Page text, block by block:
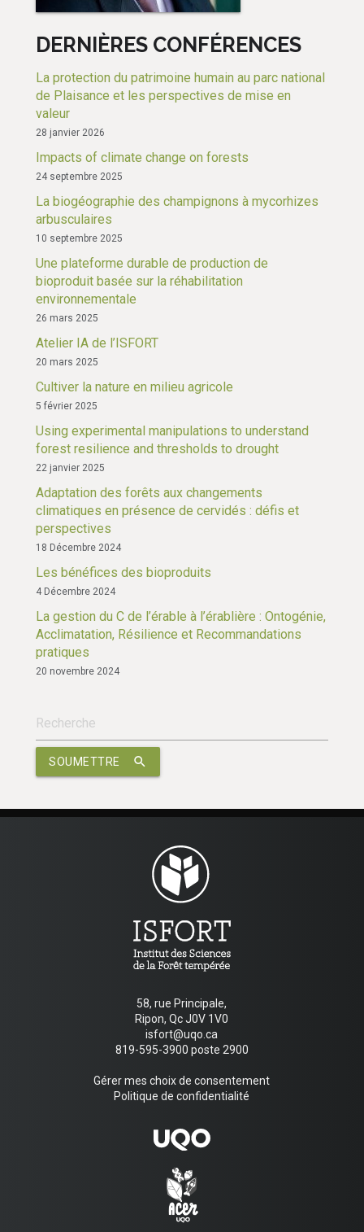
DERNIÈRES CONFÉRENCES
La protection du patrimoine humain au parc national
de Plaisance et les perspectives de mise en
valeur
28 janvier 2026
Impacts of climate change on forests
24 septembre 2025
La biogéographie des champignons à mycorhizes
arbusculaires
10 septembre 2025
Une plateforme durable de production de
bioproduit basée sur la réhabilitation
environnementale
26 mars 2025
Atelier IA de l’ISFORT
20 mars 2025
Cultiver la nature en milieu agricole
5 février 2025
Using experimental manipulations to understand
forest resilience and thresholds to drought
22 janvier 2025
Adaptation des forêts aux changements
climatiques en présence de cervidés : défis et
perspectives
18 Décembre 2024
Les bénéfices des bioproduits
4 Décembre 2024
La gestion du C de l’érable à l’érablière : Ontogénie,
Acclimatation, Résilience et Recommandations
pratiques
20 novembre 2024
search
SOUMETTRE
58, rue Principale,
Ripon, Qc J0V 1V0
isfort@uqo.ca
819-595-3900 poste 2900
Gérer mes choix de consentement
Politique de confidentialité